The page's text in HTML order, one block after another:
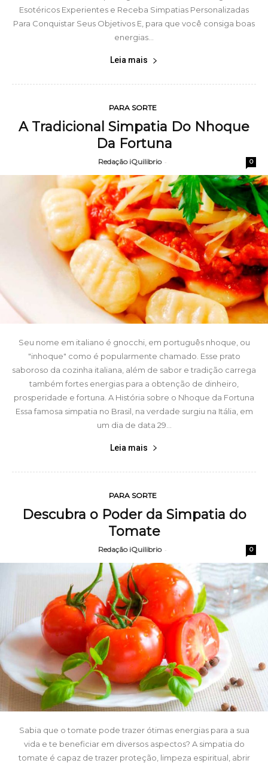
Esotéricos Experientes e Receba Simpatias Personalizadas
Para Conquistar Seus Objetivos E, para que você consiga boas
energias...
Leia mais
PARA SORTE
A Tradicional Simpatia Do Nhoque
Da Fortuna
Redação iQuilibrio - 0
Seu nome em italiano é gnocchi, em português nhoque, ou
"inhoque" como é popularmente chamado. Esse prato
saboroso da cozinha italiana, além de sabor e tradição carrega
também fortes energias para a obtenção de dinheiro,
prosperidade e fortuna. A História sobre o Nhoque da Fortuna
Essa famosa simpatia no Brasil, na verdade surgiu na Itália, em
um dia de data 29...
Leia mais
PARA SORTE
Descubra o Poder da Simpatia do
Tomate
Redação iQuilibrio - 0
Sabia que o tomate pode trazer ótimas energias para a sua
vida e te beneficiar em diversos aspectos? A simpatia do
tomate é capaz de trazer proteção, limpeza espiritual, abrir